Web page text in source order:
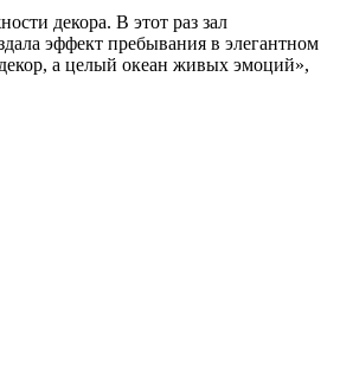
декора. В этот раз зал
эффект пребывания в элегантном
а целый океан живых эмоций»,